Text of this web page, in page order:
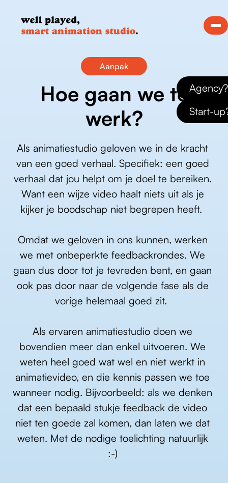
Agency?
Start-
Aanpak
Hoe gaan we te
werk?
Als animatiestudio geloven we in de kracht
van een goed verhaal. Specifiek: een goed
verhaal dat jou helpt om je doel te bereiken.
Want een wijze video haalt niets uit als je
kijker je boodschap niet begrepen heeft.
Omdat we geloven in ons kunnen, werken
we met onbeperkte feedbackrondes. We
gaan dus door tot je tevreden bent, en gaan
ook pas door naar de volgende fase als de
vorige helemaal goed zit.
Als ervaren animatiestudio doen we
bovendien meer dan enkel uitvoeren. We
weten heel goed wat wel en niet werkt in
animatievideo, en die kennis passen we toe
wanneer nodig. Bijvoorbeeld: als we denken
dat een bepaald stukje feedback de video
niet ten goede zal komen, dan laten we dat
weten. Met de nodige toelichting natuurlijk
:-)